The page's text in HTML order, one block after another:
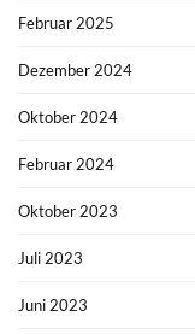
Februar 2025
Dezember 2024
Oktober 2024
Februar 2024
Oktober 2023
Juli 2023
Juni 2023